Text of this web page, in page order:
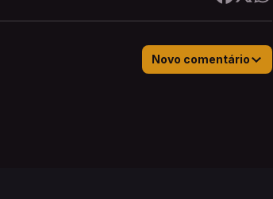
Novo comentário